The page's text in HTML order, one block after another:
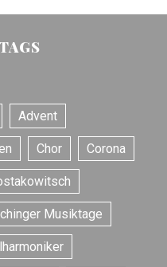
Advent
Chor Corona
Musiktage